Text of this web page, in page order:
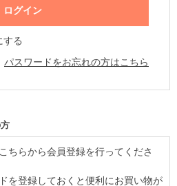
する
パスワードをお忘れの方はこちら
ちらから会員登録を行ってくださ
を登録しておくと便利にお買い物が